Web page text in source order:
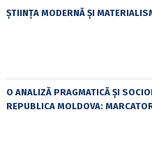
ȘTIINȚA MODERNĂ ȘI
O ANALIZĂ PRAGMATICĂ ȘI
REPUBLICA MOLDOVA: